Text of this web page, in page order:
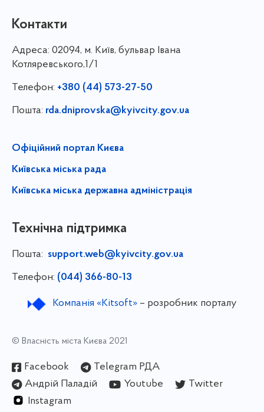
Контакти
Адреса: 02094, м. Київ, бульвар Івана
Котляревського,1/1
Телефон: +380 (44) 573-27-50
Пошта: rda.dniprovska@kyivcity.gov.ua
Офіційний портал Києва
Київська міська рада
Київська міська державна адміністрація
Технічна підтримка
Пошта: support.web@kyivcity.gov.ua
Телефон: (044) 366-80-13
Компанія «Kitsoft»– розробник порталу
© Власність міста Києва 2021
Facebook
Telegram РДА
Андрій Паладій
Youtube
Twitter
Instagram